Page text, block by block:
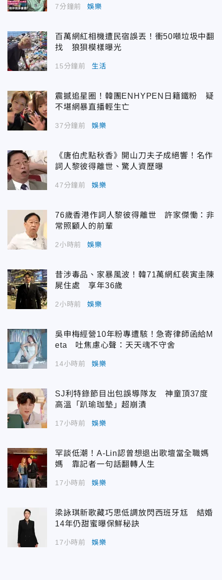
7分鐘前 娛樂
百萬網紅相機遭民宿誤丟！衝50噸垃圾中翻
找 狼狽模樣曝光
15分鐘前 生活
震撼追星圈！韓團ENHYPEN日籍鐵粉 疑
不堪網暴直播輕生亡
37分鐘前 娛樂
《唐伯虎點秋香》開山刀夫子成絕響！名作
詞人黎彼得離世、驚人資歷曝
47分鐘前 娛樂
76歲香港作詞人黎彼得離世 許家傑慟：非
常照顧人的前輩
2小時前 娛樂
昔涉毒品、家暴風波！韓71萬網紅裴寅圭陳
屍住處 享年36歲
2小時前 娛樂
吳申梅經營10年粉專遭駭！急寄律師函給M
eta 吐焦慮心聲：天天魂不守舍
14小時前 娛樂
SJ利特錄節目出包誤導隊友 神童頂37度
高溫「趴瑜珈墊」超崩潰
17小時前 娛樂
罕談低潮！A-Lin認曾想退出歌壇當全職媽
媽 靠記者一句話翻轉人生
17小時前 娛樂
梁詠琪新歌藏巧思低調放閃西班牙尪 結婚
14年仍甜蜜曝保鮮秘訣
17小時前 娛樂